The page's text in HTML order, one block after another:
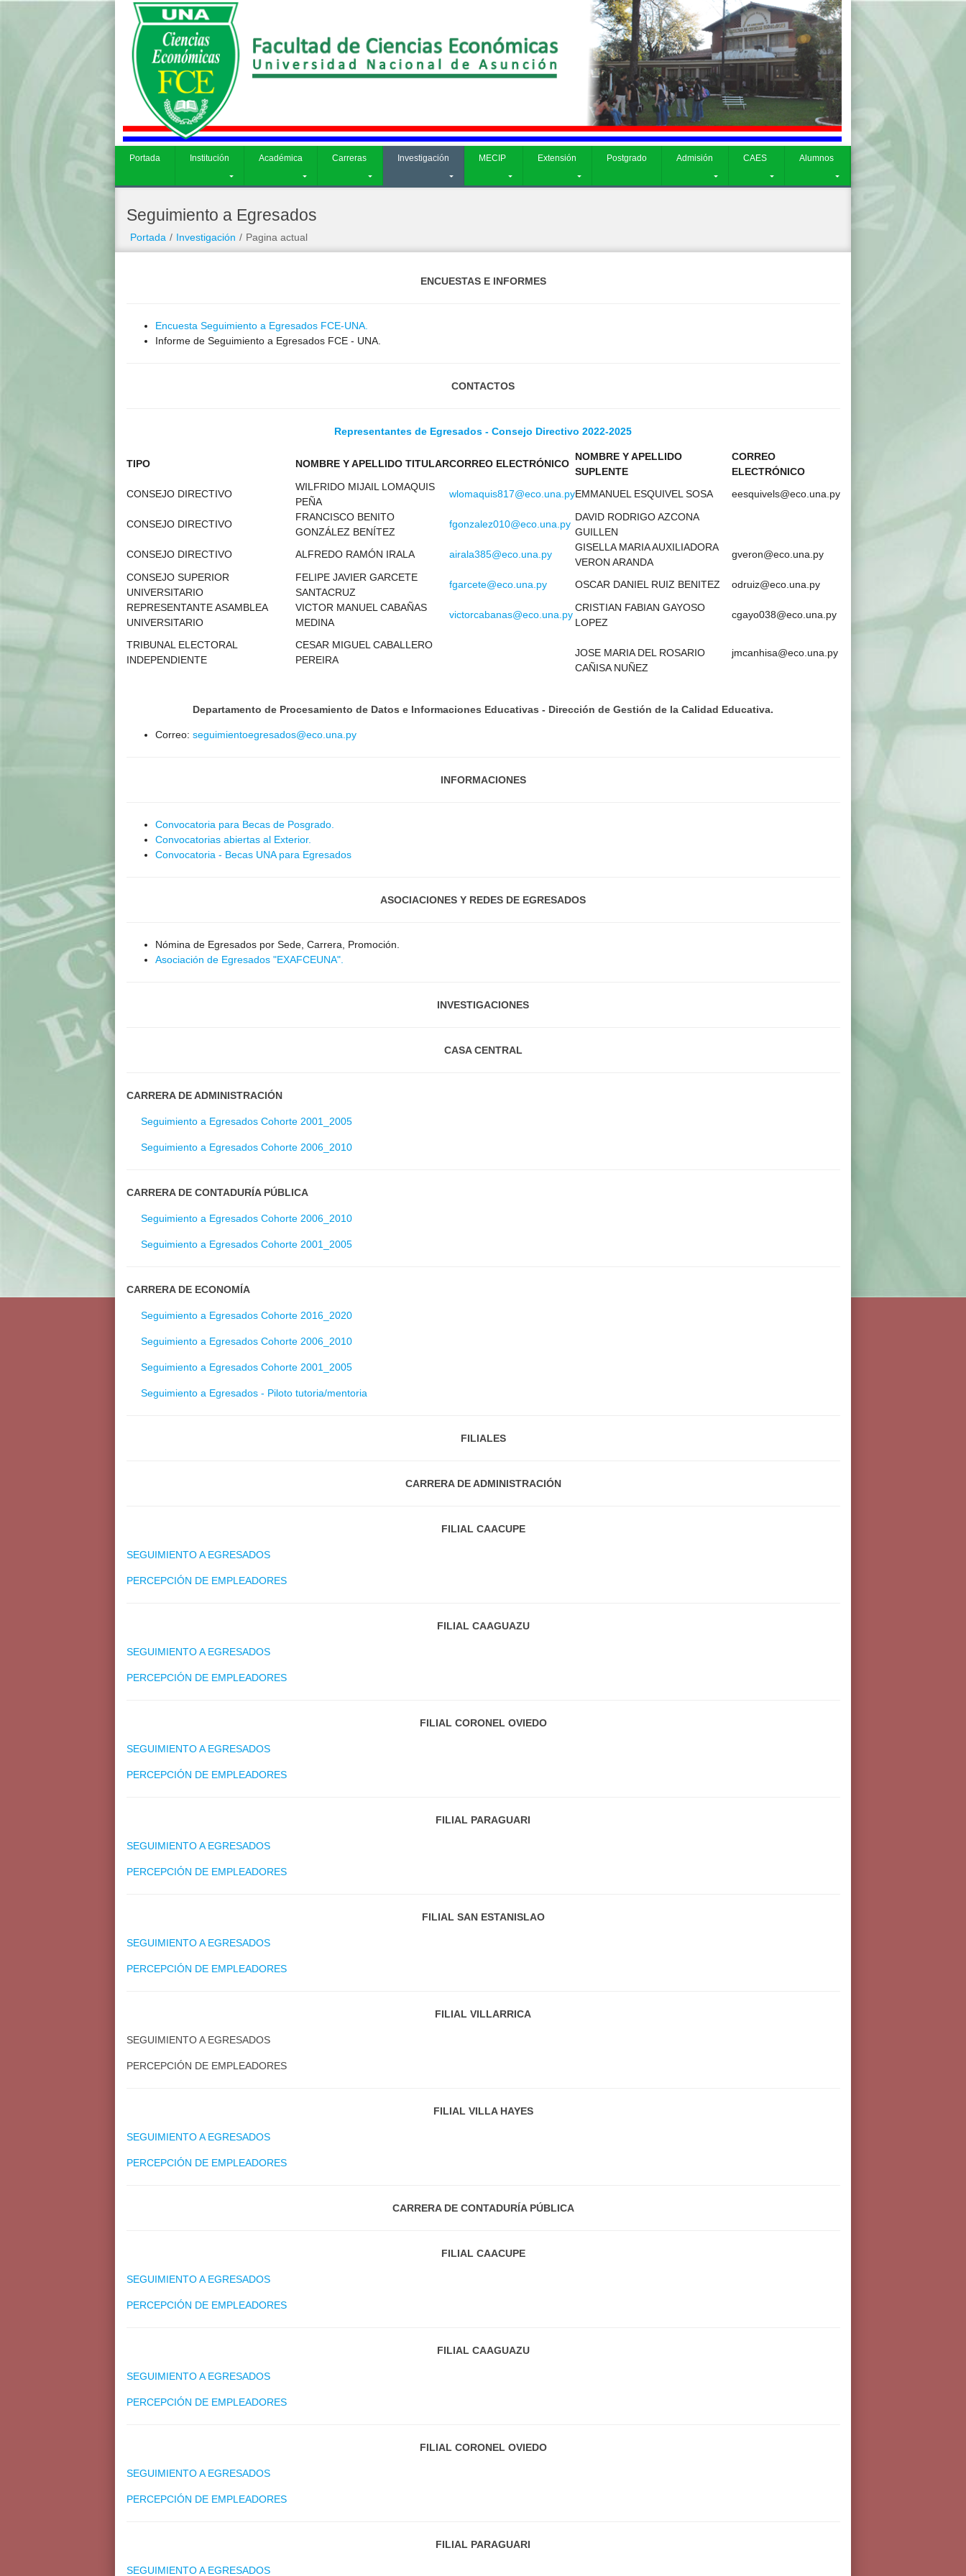
Portada Institución Académica Carreras Investigación MECIP Extensión Postgrado Admisión CAES Alumnos
Carreras Investigación Admisión CAES Alumnos
Seguimiento a Egresados
Portada / Investigación / Pagina actual
ENCUESTAS E INFORMES
Encuesta Seguimiento a Egresados FCE-UNA.
Informe de Seguimiento a Egresados FCE - UNA.
CONTACTOS
Representantes de Egresados - Consejo Directivo 2022-2025
TIPO NOMBRE Y APELLIDO TITULARCORREO ELECTRÓNICO
NOMBRE Y APELLIDO
SUPLENTE
CORREO
ELECTRÓNICO
CONSEJO DIRECTIVO
WILFRIDO MIJAIL LOMAQUIS
PEÑA
wlomaquis817@eco.una.pyEMMANUEL ESQUIVEL SOSA eesquivels@eco.una.py
CONSEJO DIRECTIVO
FRANCISCO BENITO
GONZÁLEZ BENÍTEZ
fgonzalez010@eco.una.py
DAVID RODRIGO AZCONA
GUILLEN
CONSEJO DIRECTIVO
ALFREDO RAMÓN IRALA airala385@eco.una.py
GISELLA MARIA AUXILIADORA
VERON ARANDA
gveron@eco.una.py
CONSEJO SUPERIOR
UNIVERSITARIO
FELIPE JAVIER GARCETE
SANTACRUZ
fgarcete@eco.una.py OSCAR DANIEL RUIZ BENITEZ
odruiz@eco.una.py
REPRESENTANTE ASAMBLEA
UNIVERSITARIO
VICTOR MANUEL CABAÑAS
MEDINA
victorcabanas@eco.una.py
CRISTIAN FABIAN GAYOSO
LOPEZ
cgayo038@eco.una.py
TRIBUNAL ELECTORAL
INDEPENDIENTE
CESAR MIGUEL CABALLERO
PEREIRA
JOSE MARIA DEL ROSARIO
CAÑISA NUÑEZ
jmcanhisa@eco.una.py
Departamento de Procesamiento de Datos e Informaciones Educativas - Dirección de Gestión de la Calidad Educativa.
Correo: seguimientoegresados@eco.una.py
INFORMACIONES
Convocatoria para Becas de Posgrado.
Convocatorias abiertas al Exterior.
Convocatoria - Becas UNA para Egresados
ASOCIACIONES Y REDES DE EGRESADOS
Nómina de Egresados por Sede, Carrera, Promoción.
Asociación de Egresados "EXAFCEUNA".
INVESTIGACIONES
CASA CENTRAL
CARRERA DE ADMINISTRACIÓN
Seguimiento a Egresados Cohorte 2001_2005
Seguimiento a Egresados Cohorte 2006_2010
CARRERA DE CONTADURÍA PÚBLICA
Seguimiento a Egresados Cohorte 2006_2010
Seguimiento a Egresados Cohorte 2001_2005
CARRERA DE ECONOMÍA
Seguimiento a Egresados Cohorte 2016_2020
Seguimiento a Egresados Cohorte 2006_2010
Seguimiento a Egresados Cohorte 2001_2005
Seguimiento a Egresados - Piloto tutoria/mentoria
FILIALES
CARRERA DE ADMINISTRACIÓN
FILIAL CAACUPE
SEGUIMIENTO A EGRESADOS
PERCEPCIÓN DE EMPLEADORES
FILIAL CAAGUAZU
SEGUIMIENTO A EGRESADOS
PERCEPCIÓN DE EMPLEADORES
FILIAL CORONEL OVIEDO
SEGUIMIENTO A EGRESADOS
PERCEPCIÓN DE EMPLEADORES
FILIAL PARAGUARI
SEGUIMIENTO A EGRESADOS
PERCEPCIÓN DE EMPLEADORES
FILIAL SAN ESTANISLAO
SEGUIMIENTO A EGRESADOS
PERCEPCIÓN DE EMPLEADORES
FILIAL VILLARRICA
SEGUIMIENTO A EGRESADOS
PERCEPCIÓN DE EMPLEADORES
FILIAL VILLA HAYES
SEGUIMIENTO A EGRESADOS
PERCEPCIÓN DE EMPLEADORES
CARRERA DE CONTADURÍA PÚBLICA
FILIAL CAACUPE
SEGUIMIENTO A EGRESADOS
PERCEPCIÓN DE EMPLEADORES
FILIAL CAAGUAZU
SEGUIMIENTO A EGRESADOS
PERCEPCIÓN DE EMPLEADORES
FILIAL CORONEL OVIEDO
SEGUIMIENTO A EGRESADOS
PERCEPCIÓN DE EMPLEADORES
FILIAL PARAGUARI
SEGUIMIENTO A EGRESADOS